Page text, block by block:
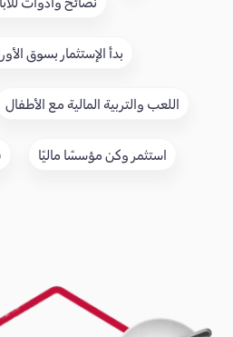
بدأ الإستثمار بسوق
اللعب والتربية المالية مع الأطفال
استثمر وكن مؤسسًا ماليًا